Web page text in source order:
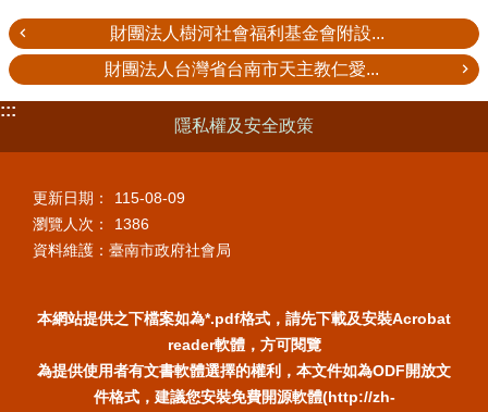
財團法人樹河社會福利基金會附設...
財團法人台灣省台南市天主教仁愛...
:::
隱私權及安全政策
更新日期：
115-08-09
瀏覽人次：
1386
資料維護：臺南市政府社會局
本網站提供之下檔案如為*.pdf格式，請先下載及安裝Acrobat
reader軟體，方可閱覽
為提供使用者有文書軟體選擇的權利，本文件如為ODF開放文
件格式，建議您安裝免費開源軟體(http://zh-